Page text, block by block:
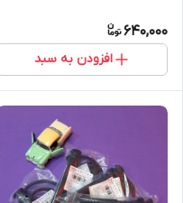
640,000
افزودن به سبد